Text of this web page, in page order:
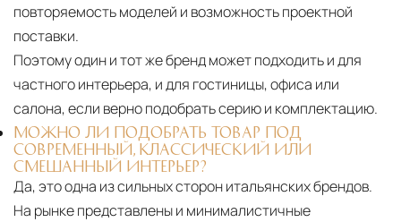
повторяемость моделей и возможность проектной
поставки.
Поэтому один и тот же бренд может подходить и для
частного интерьера, и для гостиницы, офиса или
салона, если верно подобрать серию и комплектацию.
МОЖНО ЛИ ПОДОБРАТЬ ТОВАР ПОД
СОВРЕМЕННЫЙ, КЛАССИЧЕСКИЙ ИЛИ
СМЕШАННЫЙ ИНТЕРЬЕР?
Да, это одна из сильных сторон итальянских брендов.
На рынке представлены и минималистичные